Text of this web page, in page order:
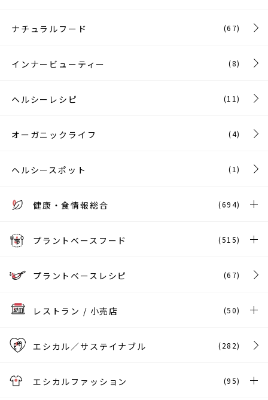
ナチュラルフード (67)
インナービューティー (8)
ヘルシーレシピ (11)
オーガニックライフ (4)
ヘルシースポット (1)
健康・食情報総合 (694)
プラントベースフード (515)
プラントベースレシピ (67)
レストラン / 小売店 (50)
エシカル／サステイナブル (282)
エシカルファッション (95)